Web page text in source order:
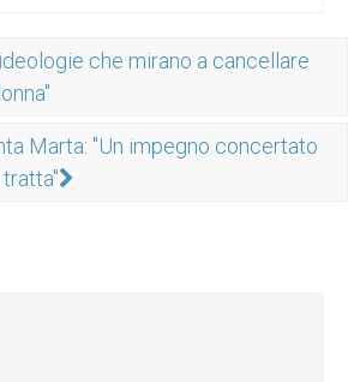
che mirano a cancellare
Marta: "Un impegno concertato